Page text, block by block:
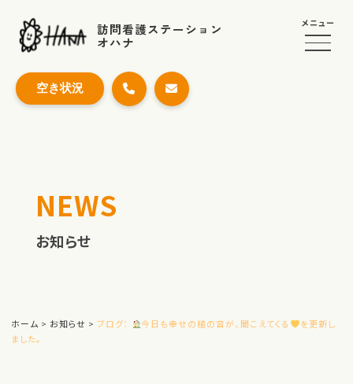
訪問看護ステーション
オハナ
メニュー
空き状況
NEWS
お知らせ
ホーム > お知らせ > ブログ： 今日も幸せの槌の音が、聞こえてくる
を更新し
ました。